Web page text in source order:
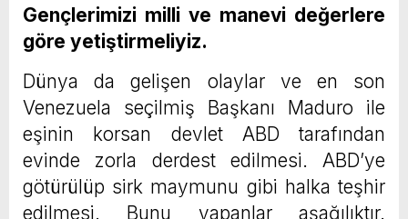
Gençlerimizi milli ve manevi değerlere
göre yetiştirmeliyiz.
Dünya da gelişen olaylar ve en son
Venezuela seçilmiş Başkanı Maduro ile
eşinin korsan devlet ABD tarafından
evinde zorla derdest edilmesi. ABD’ye
götürülüp sirk maymunu gibi halka teşhir
edilmesi. Bunu yapanlar aşağılıktır.